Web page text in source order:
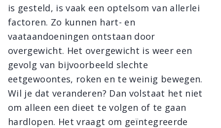
is gesteld, is vaak een optelsom van allerlei
factoren. Zo kunnen hart- en
vaataandoeningen ontstaan door
overgewicht. Het overgewicht is weer een
gevolg van bijvoorbeeld slechte
eetgewoontes, roken en te weinig bewegen.
Wil je dat veranderen? Dan volstaat het niet
om alleen een dieet te volgen of te gaan
hardlopen. Het vraagt om geïntegreerde